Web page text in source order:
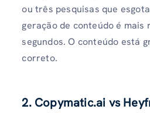
ou três pesquisas que
geração de conteúdo é mais
segundos. O conteúdo está
correto.
2. Copymatic.ai vs